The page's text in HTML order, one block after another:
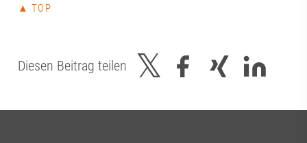
▲ TOP
Diesen Beitrag teilen